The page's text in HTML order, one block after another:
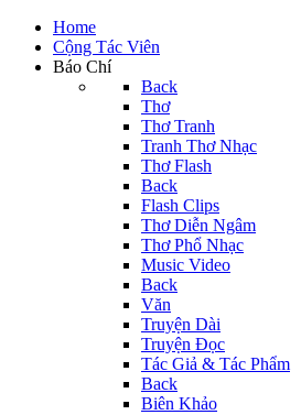
Home
Cộng Tác Viên
Báo Chí
Back
Thơ
Thơ Tranh
Tranh Thơ Nhạc
Thơ Flash
Back
Flash Clips
Thơ Diễn Ngâm
Thơ Phổ Nhạc
Music Video
Back
Văn
Truyện Dài
Truyện Đọc
Tác Giả & Tác Phẩm
Back
Biên Khảo